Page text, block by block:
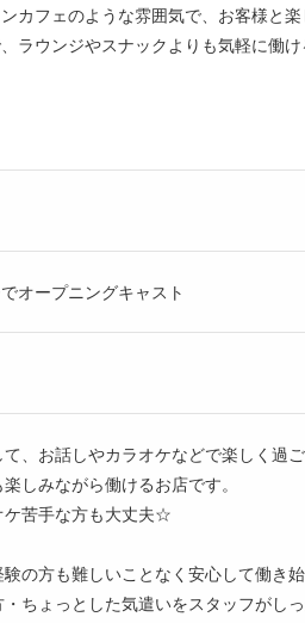
カフェのような雰囲気で、お客様と
ラウンジやスナックよりも気軽に働
オープニングキャスト
、お話しやカラオケなどで楽しく過
しみながら働けるお店です。
ケ苦手な方も大丈夫☆
の方も難しいことなく安心して働き
ちょっとした気遣いをスタッフがし